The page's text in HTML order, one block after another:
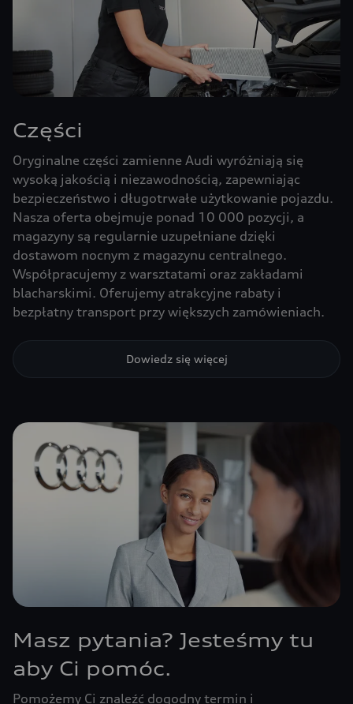
Części
Oryginalne części zamienne Audi wyróżniają się
wysoką jakością i niezawodnością, zapewniając
bezpieczeństwo i długotrwałe użytkowanie pojazdu.
Nasza oferta obejmuje ponad 10 000 pozycji, a
magazyny są regularnie uzupełniane dzięki
dostawom nocnym z magazynu centralnego.
Współpracujemy z warsztatami oraz zakładami
blacharskimi. Oferujemy atrakcyjne rabaty i
bezpłatny transport przy większych zamówieniach.
Dowiedz się więcej
Masz pytania? Jesteśmy tu
aby Ci pomóc.
Pomożemy Ci znaleźć dogodny termin i